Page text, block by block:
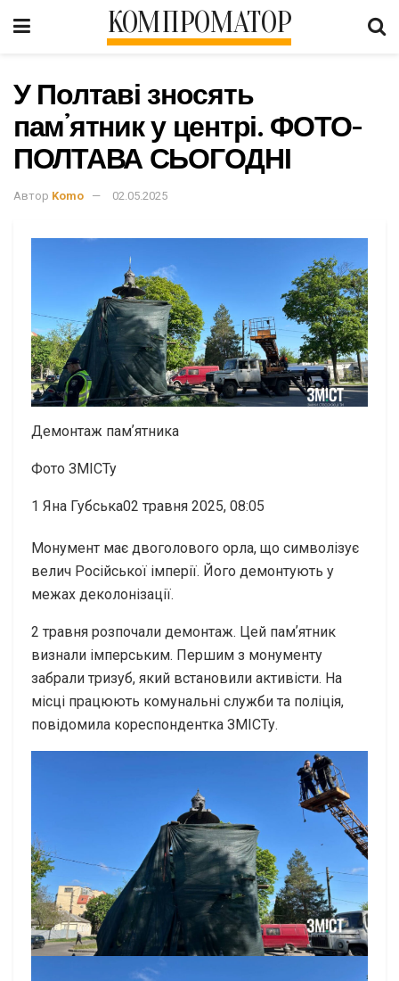
КОМПРОМАТОР
У Полтаві зносять
памʼятник у центрі. ФОТО-
ПОЛТАВА СЬОГОДНІ
Автор Komo 02.05.2025
Демонтаж памʼятника
Фото ЗМІСТу
1 Яна Губська02 травня 2025, 08:05
Монумент має двоголового орла, що символізує
велич Російської імперії. Його демонтують у
межах деколонізації.
2 травня розпочали демонтаж. Цей памʼятник
визнали імперським. Першим з монументу
забрали тризуб, який встановили активісти. На
місці працюють комунальні служби та поліція,
повідомила кореспондентка ЗМІСТу.